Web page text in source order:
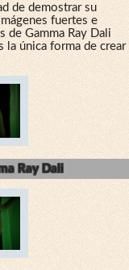
de demostrar su
fuertes e
de Gamma Ray Dali
la única forma de crear
Ray Dali